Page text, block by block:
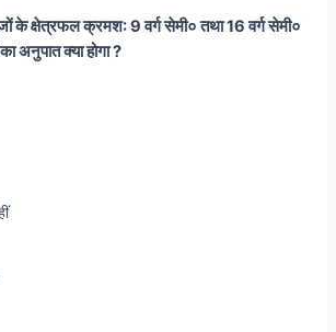
के क्षेत्रफल क्रमश: 9 वर्ग सेमी० तथा 16 वर्ग सेमी०
अनुपात क्या होगा ?